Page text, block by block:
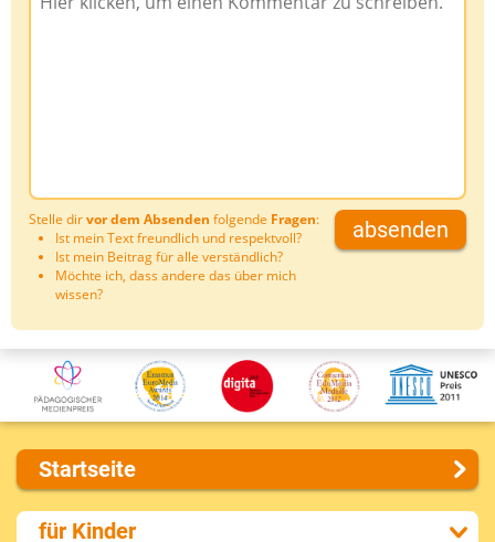
Stelle dirvor dem Absenden folgende Fragen:
Ist mein Text freundlich und respektvoll?
Ist mein Beitrag für alle verständlich?
Möchte ich, dass andere das über mich
wissen?
absenden
Startseite
Über uns
für Kinder